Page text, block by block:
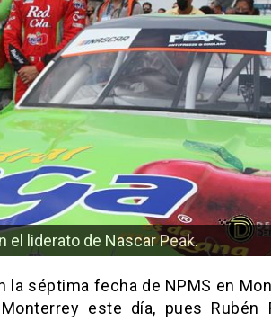
el liderato de Nascar Peak.
con el tercer lugar en Nascar
la séptima fecha de NPMS en
este día, pues Rubén